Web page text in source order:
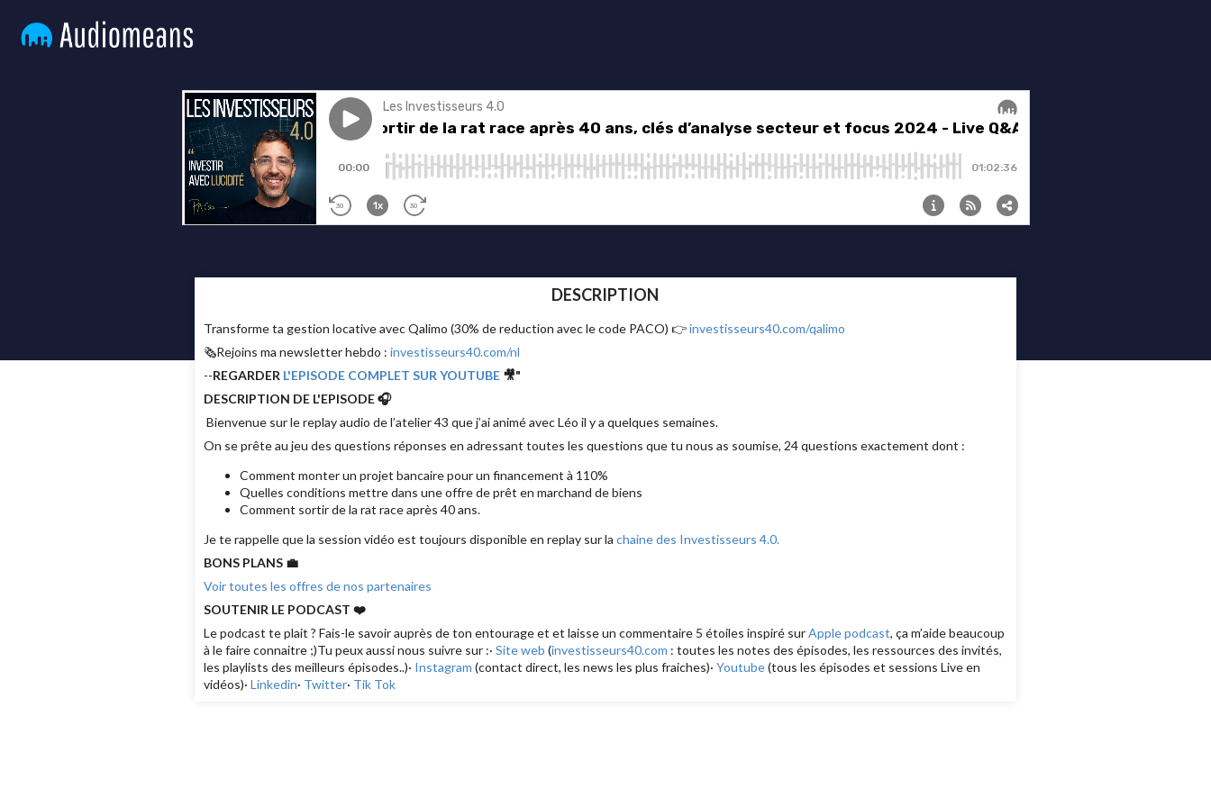
DESCRIPTION
Transforme ta gestion locative avec Qalimo (30% de reduction avec le code PACO) 👉investisseurs40.com/qalimo
🗞Rejoins ma newsletter hebdo : investisseurs40.com/nl
--REGARDER L'EPISODE COMPLET SUR YOUTUBE 🎥"
DESCRIPTION DE L'EPISODE 🎧
Bienvenue sur le replay audio de l’atelier 43 que j’ai animé avec Léo il y a quelques semaines.
On se prête au jeu des questions réponses en adressant toutes les questions que tu nous as soumise, 24 questions exactement dont :
Comment monter un projet bancaire pour un financement à 110%
Quelles conditions mettre dans une offre de prêt en marchand de biens
Comment sortir de la rat race après 40 ans.
Je te rappelle que la session vidéo est toujours disponible en replay sur la chaine des Investisseurs 4.0.
BONS PLANS 💼
Voir toutes les offres de nos partenaires
SOUTENIR LE PODCAST ❤️
Le podcast te plait ? Fais-le savoir auprès de ton entourage et et laisse un commentaire 5 étoiles inspiré surApple podcast, ça m’aide beaucoup
à le faire connaitre ;)Tu peux aussi nous suivre sur :· Site web (investisseurs40.com : toutes les notes des épisodes, les ressources des invités,
les playlists des meilleurs épisodes..)· Instagram (contact direct, les news les plus fraiches)· Youtube(tous les épisodes et sessions Live en
vidéos)· Linkedin· Twitter· Tik Tok